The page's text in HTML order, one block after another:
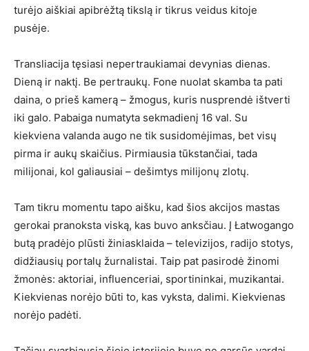
turėjo aiškiai apibrėžtą tikslą ir tikrus veidus kitoje
pusėje.
Transliacija tęsiasi nepertraukiamai devynias dienas.
Dieną ir naktį. Be pertraukų. Fone nuolat skamba ta pati
daina, o prieš kamerą – žmogus, kuris nusprendė ištverti
iki galo. Pabaiga numatyta sekmadienį 16 val. Su
kiekviena valanda augo ne tik susidomėjimas, bet visų
pirma ir aukų skaičius. Pirmiausia tūkstančiai, tada
milijonai, kol galiausiai – dešimtys milijonų zlotų.
Tam tikru momentu tapo aišku, kad šios akcijos mastas
gerokai pranoksta viską, kas buvo anksčiau. Į Łatwogango
butą pradėjo plūsti žiniasklaida – televizijos, radijo stotys,
didžiausių portalų žurnalistai. Taip pat pasirodė žinomi
žmonės: aktoriai, influenceriai, sportininkai, muzikantai.
Kiekvienas norėjo būti to, kas vyksta, dalimi. Kiekvienas
norėjo padėti.